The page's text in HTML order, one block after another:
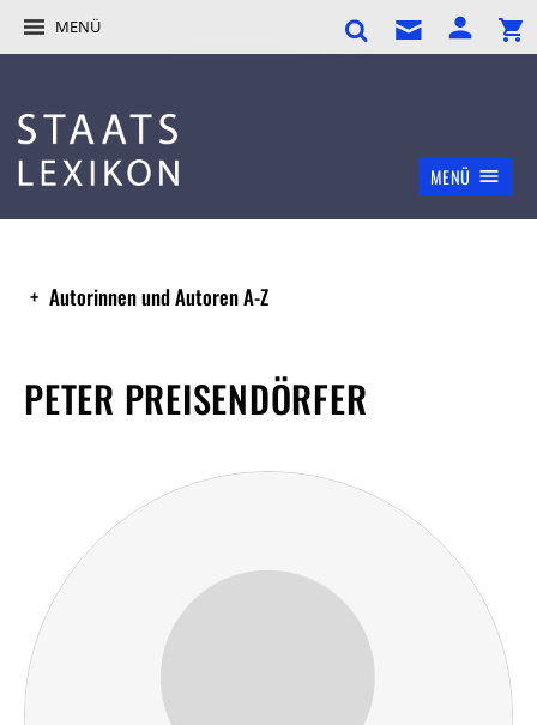
MENÜ
MENÜ
Autorinnen und Autoren A-Z
PETER PREISENDÖRFER